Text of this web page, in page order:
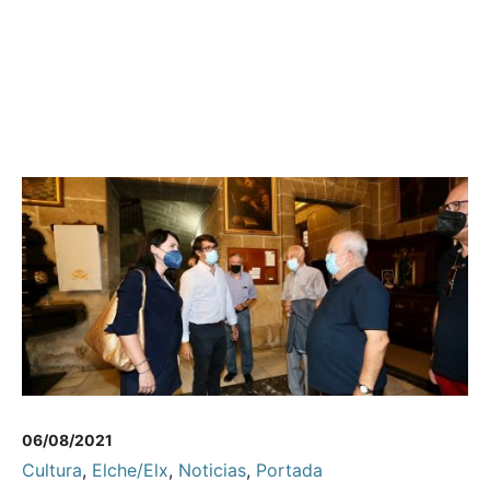
06/08/2021
Cultura, Elche/Elx, Noticias, Portada